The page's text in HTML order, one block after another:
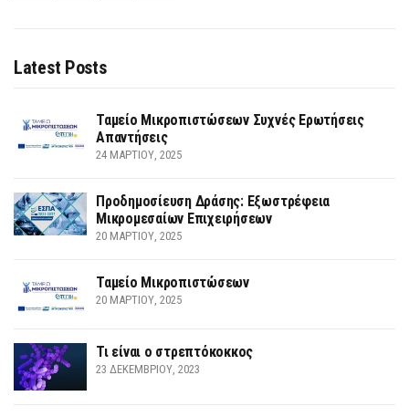
Latest Posts
Ταμείο Μικροπιστώσεων Συχνές Ερωτήσεις
Απαντήσεις
24 ΜΑΡΤΊΟΥ, 2025
Προδημοσίευση Δράσης: Εξωστρέφεια
Μικρομεσαίων Επιχειρήσεων
20 ΜΑΡΤΊΟΥ, 2025
Ταμείο Μικροπιστώσεων
20 ΜΑΡΤΊΟΥ, 2025
Τι είναι ο στρεπτόκοκκος
23 ΔΕΚΕΜΒΡΊΟΥ, 2023